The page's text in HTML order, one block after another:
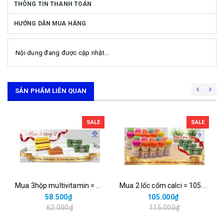
THÔNG TIN THANH TOÁN
HƯỚNG DẪN MUA HÀNG
Nội dung đang được cập nhật...
SẢN PHẨM LIÊN QUAN
SALE
58.500₫
62.000₫
SALE
105.000₫
115.000₫